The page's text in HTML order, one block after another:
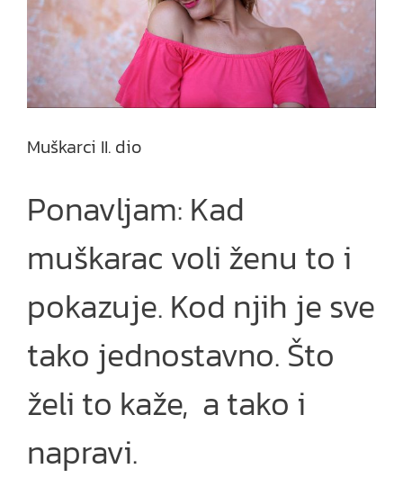
Muškarci II. dio
Ponavljam: Kad
muškarac voli ženu to i
pokazuje. Kod njih je sve
tako jednostavno. Što
želi to kaže, a tako i
napravi.